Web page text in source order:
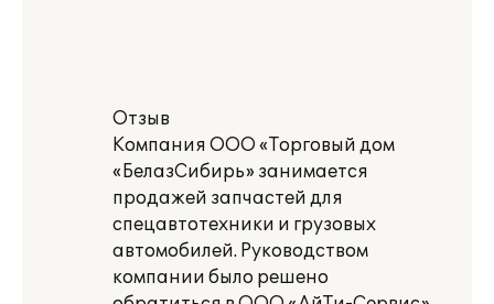
Отзыв
Компания ООО «Торговый дом
«БелазСибирь» занимается
продажей запчастей для
спецавтотехники и грузовых
автомобилей. Руководством
компании было решено